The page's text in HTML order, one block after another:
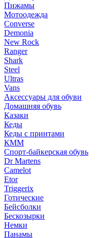
Пижамы
Мотоодежда
Converse
Demonia
New Rock
Ranger
Shark
Steel
Ultras
Vans
Аксессуары для обуви
Домашняя обувь
Казаки
Кеды
Кеды с принтами
КММ
Спорт-байкерская обувь
Dr Martens
Camelot
Etor
Triggerix
Готические
Бейсболки
Бескозырки
Немки
Панамы